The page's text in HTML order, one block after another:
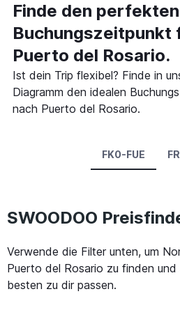
Finde den perfekten
Buchungszeitpunkt
Puerto del Rosario.
Ist dein Trip flexibel? Finde in
Diagramm den idealen
nach Puerto del Rosario.
FK0-FUE
SWOODOO
Verwende die Filter unten, um
Puerto del Rosario zu finden und
besten zu dir passen.